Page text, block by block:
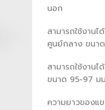
นอก
สามารถใช้งาน
ศูนย์กลาง ขนา
สามารถใช้งาน
ขนาด 95-97 ม
ความยาวของแ